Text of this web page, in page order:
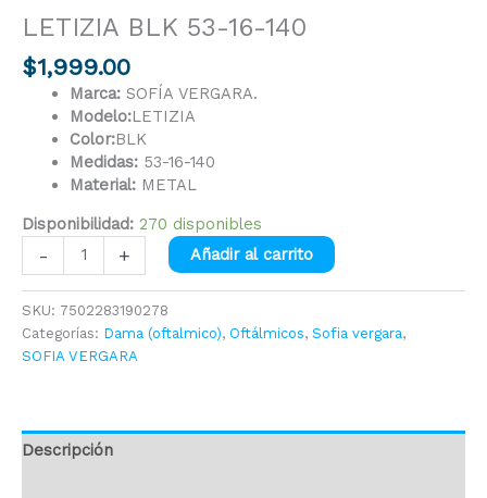
LETIZIA BLK 53-16-140
$1,999.00
Marca:SOFÍA VERGARA.
Modelo:LETIZIA
Color:BLK
Medidas:53-16-140
Material:METAL
Disponibilidad: 270 disponibles
- + Añadir al carrito
SKU: 7502283190278
Categorías: Dama (oftalmico), Oftálmicos, Sofia vergara,
SOFIA VERGARA
Descripción